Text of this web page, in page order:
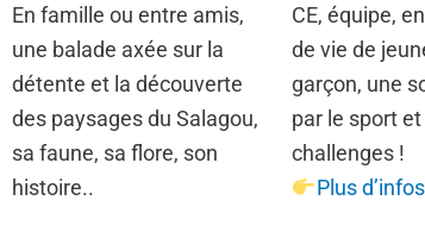
En famille ou entre amis,
une balade axée sur la
détente et la découverte
des paysages du Salagou,
sa faune, sa flore, son
histoire..
CE, équipe,
de vie de
garçon, une
par le sport
challenges !
Plus d’infos